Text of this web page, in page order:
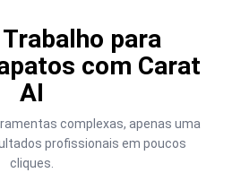
para
com Carat
AI
complexas, apenas uma
profissionais em poucos
cliques.